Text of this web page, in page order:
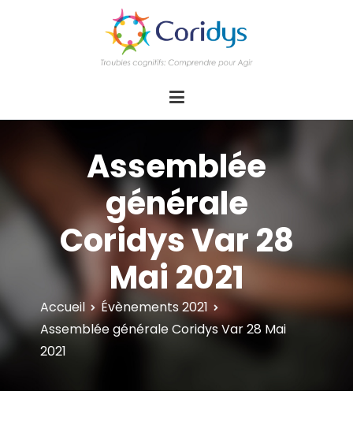
d'actions Information Accompagnement
Innovation/E­xpertise Formations autour des
Assemblée
générale
Coridys Var 28
Mai 2021
Accueil
Évènements 2021
Assemblée générale Coridys Var 28 Mai
2021